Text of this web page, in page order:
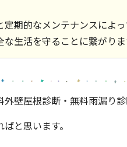
期的なメンテナンスによ
生活を守ることに繋がりま
壁屋根診断・無料雨漏り診
と思います。